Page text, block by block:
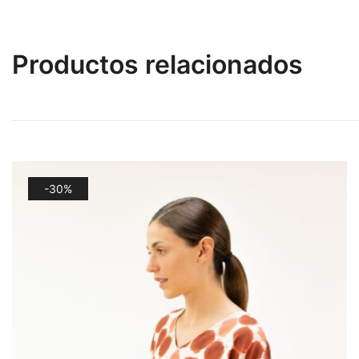
Productos relacionados
-30%